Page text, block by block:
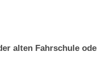
alten Fahrschule